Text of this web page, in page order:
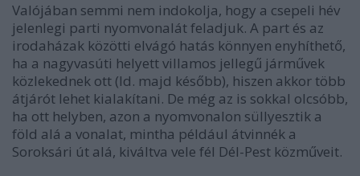
Valójában semmi nem indokolja, hogy a csepeli hév
jelenlegi parti nyomvonalát feladjuk. A part és az
irodaházak közötti elvágó hatás könnyen enyhíthető,
ha a nagyvasúti helyett villamos jellegű járművek
közlekednek ott (ld. majd később), hiszen akkor több
átjárót lehet kialakítani. De még az is sokkal olcsóbb,
ha ott helyben, azon a nyomvonalon süllyesztik a
föld alá a vonalat, mintha például átvinnék a
Soroksári út alá, kiváltva vele fél Dél-Pest közműveit.